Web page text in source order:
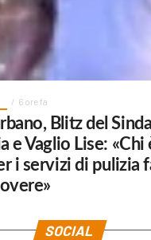
6 ore fa
Blitz del
e Vaglio Lise: «Chi
i servizi di pulizia
SOCIAL